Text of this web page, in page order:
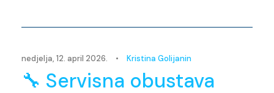
nedjelja, 12. april 2026. • Kristina Golijanin
🔧 Servisna obustava